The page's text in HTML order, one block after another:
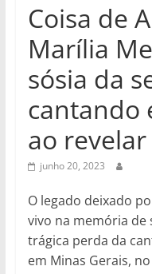
Coisa de
Marília
sósia da
cantando
ao
junho 20, 2023
O legado deixado
vivo na memória de
trágica perda da
em Minas Gerais,